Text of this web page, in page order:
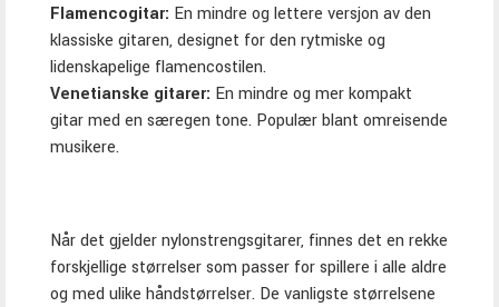
Flamencogitar: En mindre og lettere versjon av den
klassiske gitaren, designet for den rytmiske og
lidenskapelige flamencostilen.
Venetianske gitarer: En mindre og mer kompakt
gitar med en særegen tone. Populær blant omreisende
musikere.
Når det gjelder nylonstrengsgitarer, finnes det en rekke
forskjellige størrelser som passer for spillere i alle aldre
og med ulike håndstørrelser. De vanligste størrelsene